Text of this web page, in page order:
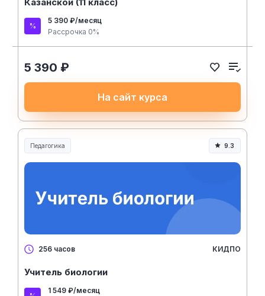
5 390 ₽/месяц
Рассрочка 0%
5 390 ₽
На сайт курса
Педагогика
Образование и педагогика
9.3
256 часов КИДПО
Учитель биологии
1 549 ₽/месяц